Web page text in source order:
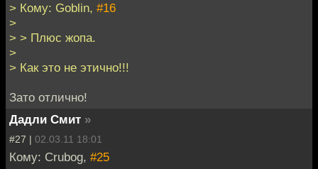
> Кому: Goblin, #16
>
> > Плюс жопа.
>
> Как это не этично!!!
Зато отлично!
Дадли Смит »
#27 | 02.03.11 18:01
Кому: Crubog, #25